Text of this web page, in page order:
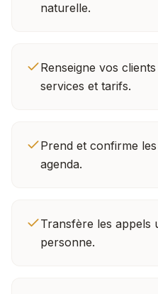
naturelle.
Renseigne vos
services et tarifs.
Prend et confirme
agenda.
Transfère les appels
personne.